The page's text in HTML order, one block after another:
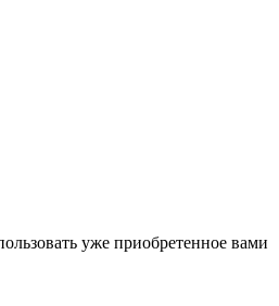
уже приобретенное вами